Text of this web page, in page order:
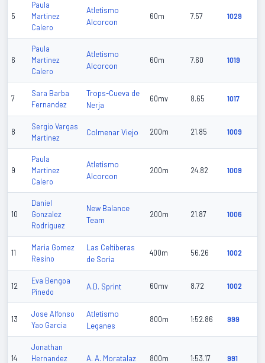
5
Paula
Martinez
Calero
Atletismo
Alcorcon
60m 7.57 1029
6
Paula
Martinez
Calero
Atletismo
Alcorcon
60m 7.60 1019
7
Sara Barba
Fernandez
Trops-Cueva de
Nerja
60mv 8.65 1017
8
Sergio Vargas
Martinez
Colmenar Viejo 200m 21.85 1009
9
Paula
Martinez
Calero
Atletismo
Alcorcon
200m 24.82 1009
10
Daniel
Gonzalez
Rodriguez
New Balance
Team
200m 21.87 1006
11
Maria Gomez
Resino
Las Celtiberas
de Soria
400m 56.26 1002
12
Eva Bengoa
Pinedo
A.D. Sprint 60mv 8.72 1002
13
Jose Alfonso
Yao Garcia
Atletismo
Leganes
800m 1:52.86 999
14
Jonathan
Hernandez
A. A. Moratalaz 800m 1:53.17 991